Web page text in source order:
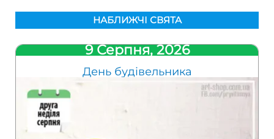
НАБЛИЖЧІ СВЯТА
9 Серпня, 2026
День будівельника